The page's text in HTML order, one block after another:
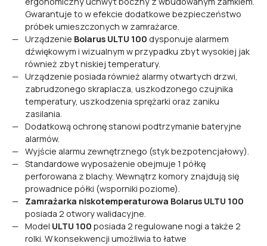
Gwarantuje to w efekcie dodatkowe bezpieczeństwo
próbek umieszczonych w zamrażarce.
Urządzenie Bolarus ULTU 100 dysponuje alarmem
dźwiękowym i wizualnym w przypadku zbyt wysokiej jak
również zbyt niskiej temperatury.
Urządzenie posiada również alarmy otwartych drzwi,
zabrudzonego skraplacza, uszkodzonego czujnika
temperatury, uszkodzenia sprężarki oraz zaniku
zasilania.
Dodatkową ochronę stanowi podtrzymanie bateryjne
alarmów.
Wyjście alarmu zewnętrznego (styk bezpotencjałowy).
Standardowe wyposażenie obejmuje 1 półkę
perforowana z blachy. Wewnątrz komory znajdują się
prowadnice półki (wsporniki poziome).
Zamrażarka niskotemperaturowa Bolarus ULTU 100
posiada 2 otwory walidacyjne.
Model ULTU 100 posiada 2 regulowane nogi a także 2
rolki. W konsekwencji umożliwia to łatwe